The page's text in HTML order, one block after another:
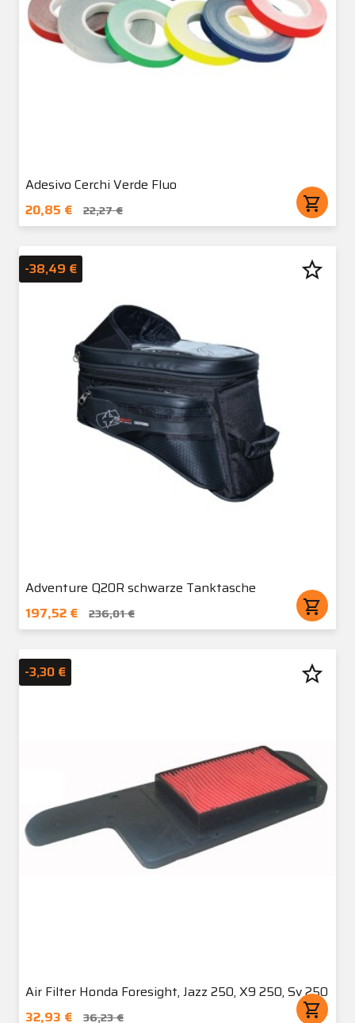
Adesivo Cerchi Verde Fluo
20,85 €
22,27 € shopping_cart
Adventure Q20R schwarze Tanktasche
197,52 €
236,01 € shopping_cart
-38,49 € star_border
Air Filter Honda Foresight, Jazz 250, X9 250, Sv 250
32,93 €
36,23 € shopping_cart
-3,30 € star_border